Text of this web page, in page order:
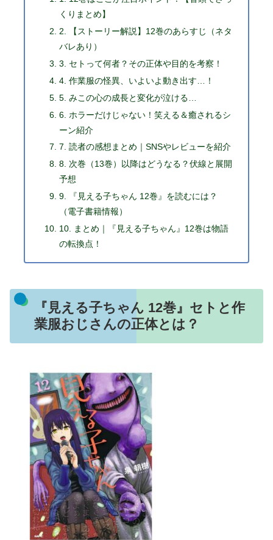
くりまとめ】
2. 【ストーリー解説】12巻のあらすじ（ネタ
バレあり）
3. セトって何者？その正体や目的を考察！
4. 作業服の怪異、いよいよ動き出す…！
5. みこの心の成長と変化が泣ける…
6. ホラーだけじゃない！笑える＆癒されるシ
ーン紹介
7. 読者の感想まとめ｜SNSやレビューを紹介
8. 次巻（13巻）以降はどうなる？伏線と展開
予想
9. 『見える子ちゃん 12巻』を読むには？
（電子書籍情報）
10. まとめ｜『見える子ちゃん』12巻は物語
の転換点！
『見える子ちゃん 12巻』セトと作
業服おじさんの正体とは？